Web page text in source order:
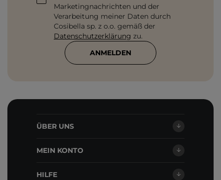
Marketingnachrichten und der
Verarbeitung meiner Daten durch
Cosibella sp. z o.o. gemäß der
Datenschutzerklärung zu.
ANMELDEN
ÜBER UNS
MEIN KONTO
HILFE